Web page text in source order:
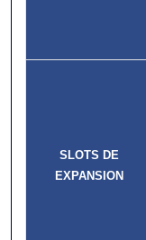
SLOTS DE
EXPANSION